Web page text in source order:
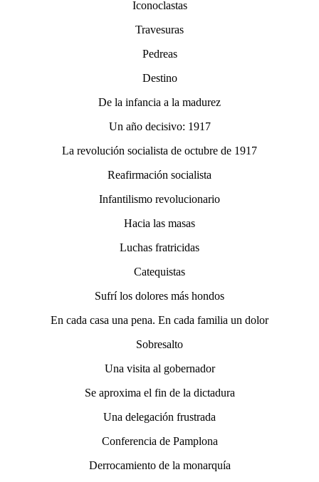
Iconoclastas
Travesuras
Pedreas
Destino
De la infancia a la madurez
Un año decisivo: 1917
La revolución socialista de octubre de 1917
Reafirmación socialista
Infantilismo revolucionario
Hacia las masas
Luchas fratricidas
Catequistas
Sufrí los dolores más hondos
En cada casa una pena. En cada familia un dolor
Sobresalto
Una visita al gobernador
Se aproxima el fin de la dictadura
Una delegación frustrada
Conferencia de Pamplona
Derrocamiento de la monarquía